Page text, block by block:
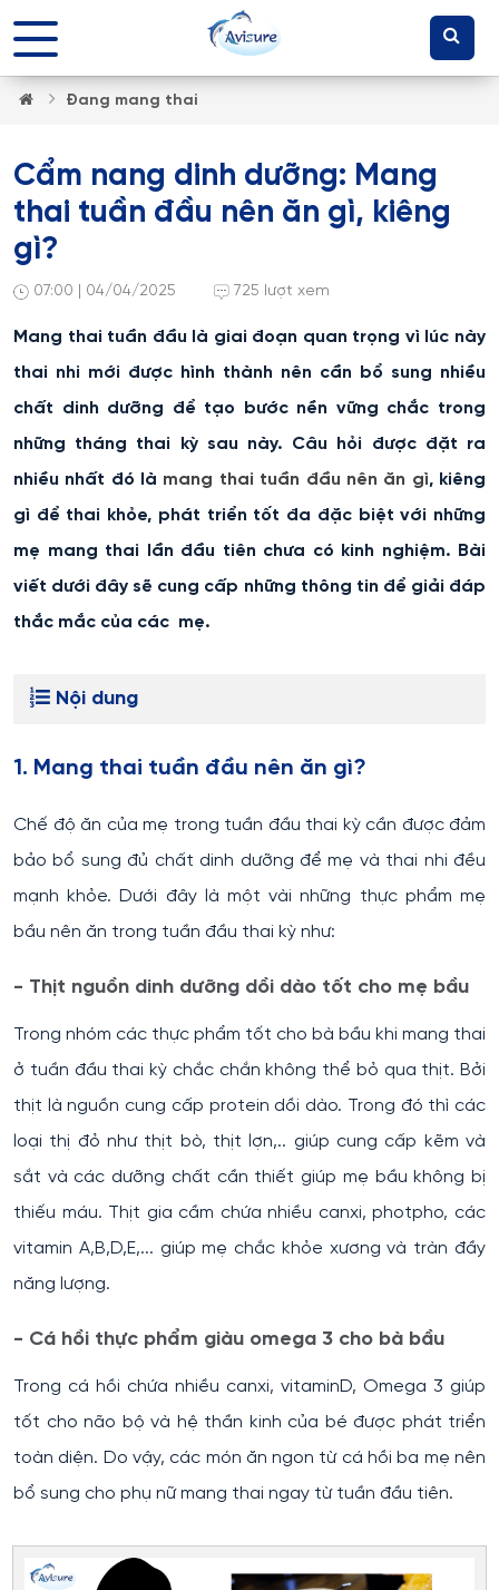
Đang mang thai
Cẩm nang dinh dưỡng: Mang
thai tuần đầu nên ăn gì, kiêng
gì?
07:00 | 04/04/2025 725 lượt xem
Mang thai tuần đầu là giai đoạn quan trọng vì lúc này
thai nhi mới được hình thành nên cần bổ sung nhiều
chất dinh dưỡng để tạo bước nền vững chắc trong
những tháng thai kỳ sau này. Câu hỏi được đặt ra
nhiều nhất đó là mang thai tuần đầu nên ăn gì, kiêng
gì để thai khỏe, phát triển tốt đa đặc biệt với những
mẹ mang thai lần đầu tiên chưa có kinh nghiệm. Bài
viết dưới đây sẽ cung cấp những thông tin để giải đáp
thắc mắc của các mẹ.
Nội dung
1. Mang thai tuần đầu nên ăn gì?
Chế độ ăn của mẹ trong tuần đầu thai kỳ cần được đảm
bảo bổ sung đủ chất dinh dưỡng để mẹ và thai nhi đều
mạnh khỏe. Dưới đây là một vài những thực phẩm mẹ
bầu nên ăn trong tuần đầu thai kỳ như:
- Thịt nguồn dinh dưỡng dồi dào tốt cho mẹ bầu
Trong nhóm các thực phẩm tốt cho bà bầu khi mang thai
ở tuần đầu thai kỳ chắc chắn không thể bỏ qua thịt. Bởi
thịt là nguồn cung cấp protein dồi dào. Trong đó thì các
loại thị đỏ như thịt bò, thịt lợn,.. giúp cung cấp kẽm và
sắt và các dưỡng chất cần thiết giúp mẹ bầu không bị
thiếu máu. Thịt gia cầm chứa nhiều canxi, photpho, các
vitamin A,B,D,E,... giúp mẹ chắc khỏe xương và tràn đầy
năng lượng.
- Cá hồi thực phẩm giàu omega 3 cho bà bầu
Trong cá hồi chứa nhiều canxi, vitaminD, Omega 3 giúp
tốt cho não bộ và hệ thần kinh của bé được phát triển
toàn diện. Do vậy, các món ăn ngon từ cá hồi ba mẹ nên
bổ sung cho phụ nữ mang thai ngay từ tuần đầu tiên.